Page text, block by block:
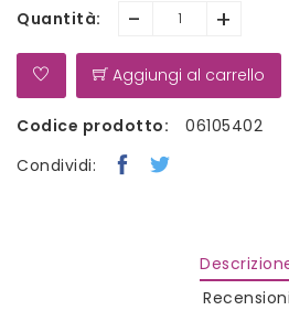
Quantità: - +
Aggiungi al carrello
Codice prodotto:
06105402
Condividi:
Recensioni